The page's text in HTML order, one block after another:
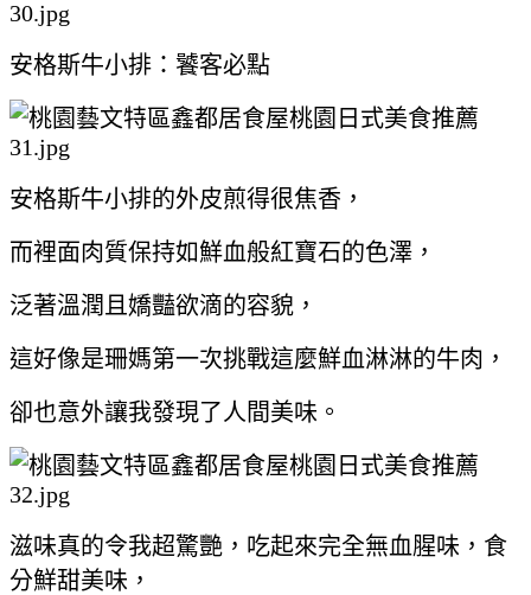
安格斯牛小排：饕客必點
安格斯牛小排的外皮煎得很焦香，
而裡面肉質保持如鮮血般紅寶石的色澤，
泛著溫潤且嬌豔欲滴的容貌，
這好像是珊媽第一次挑戰這麼鮮血淋淋的牛肉，
卻也意外讓我發現了人間美味。
滋味真的令我超驚艷，吃起來完全無血腥味，食
分鮮甜美味，